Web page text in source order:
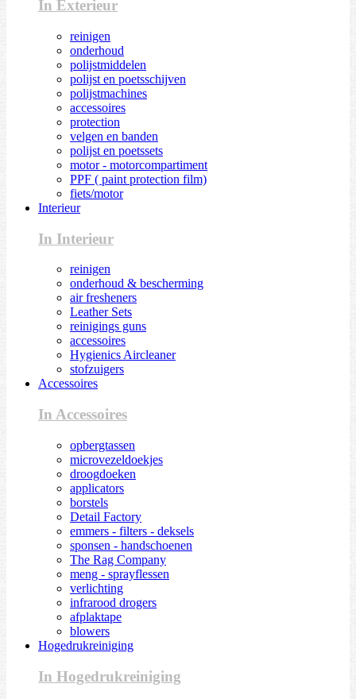
In Exterieur
reinigen
onderhoud
polijstmiddelen
polijst en poetsschijven
polijstmachines
accessoires
protection
velgen en banden
polijst en poetssets
motor - motorcompartiment
PPF ( paint protection film)
fiets/motor
Interieur
In Interieur
reinigen
onderhoud & bescherming
air fresheners
Leather Sets
reinigings guns
accessoires
Hygienics Aircleaner
stofzuigers
Accessoires
In Accessoires
opbergtassen
microvezeldoekjes
droogdoeken
applicators
borstels
Detail Factory
emmers - filters - deksels
sponsen - handschoenen
The Rag Company
meng - sprayflessen
verlichting
infrarood drogers
afplaktape
blowers
Hogedrukreiniging
In Hogedrukreiniging